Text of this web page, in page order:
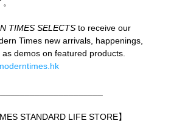
TIMES SELECTS to receive our
Times new arrivals, happenings,
demos on featured products.
STANDARD LIFE STORE】